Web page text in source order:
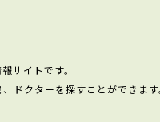
サイトです。
ドクターを探すことができます